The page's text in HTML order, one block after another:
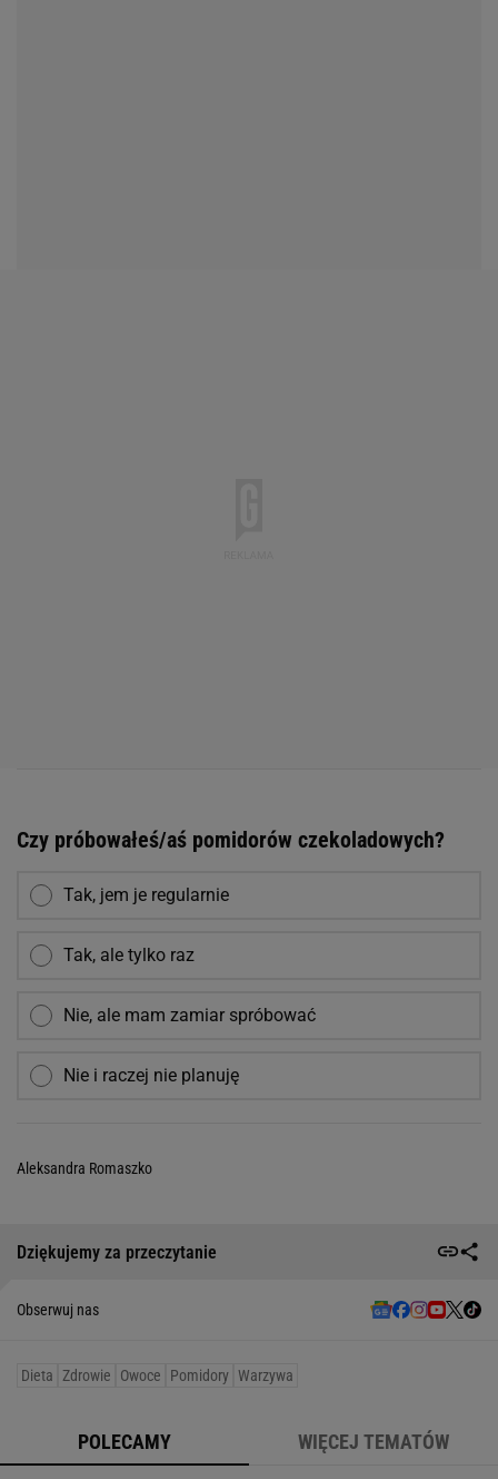
Czy próbowałeś/aś pomidorów czekoladowych?
Tak, jem je regularnie
Tak, ale tylko raz
Nie, ale mam zamiar spróbować
Nie i raczej nie planuję
Aleksandra Romaszko
Dziękujemy za przeczytanie
Obserwuj nas
Dieta Zdrowie Owoce Pomidory Warzywa
POLECAMY WIĘCEJ TEMATÓW